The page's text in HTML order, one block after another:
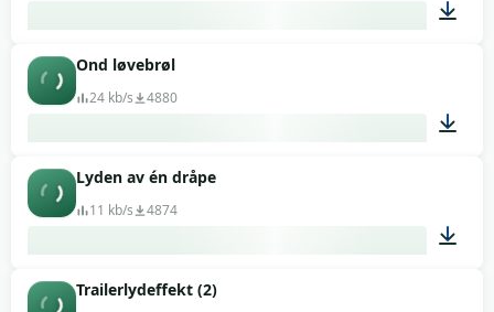
Ond løvebrøl
24 kb/s 4880
Lyden av én dråpe
11 kb/s 4874
Trailerlydeffekt (2)